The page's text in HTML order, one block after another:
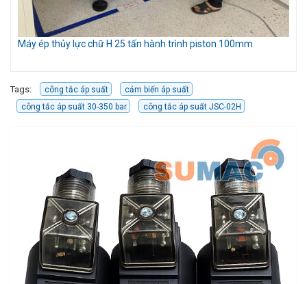
Móc cẩu gắn càng xe nâng 3 tấn
Tags: công tắc áp suất
cảm biến áp suất
công tắc áp suất 30-350 bar
công tắc áp suất JSC-02H